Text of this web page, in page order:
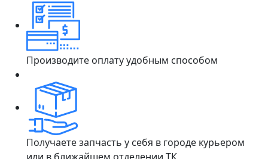
Производите оплату удобным способом
Получаете запчасть у себя в городе курьером